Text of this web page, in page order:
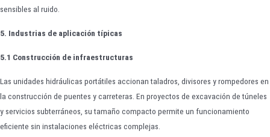
sensibles al ruido.
5. Industrias de aplicación típicas
5.1 Construcción de infraestructuras
Las unidades hidráulicas portátiles accionan taladros, divisores y rompedores en
la construcción de puentes y carreteras. En proyectos de excavación de túneles
y servicios subterráneos, su tamaño compacto permite un funcionamiento
eficiente sin instalaciones eléctricas complejas.